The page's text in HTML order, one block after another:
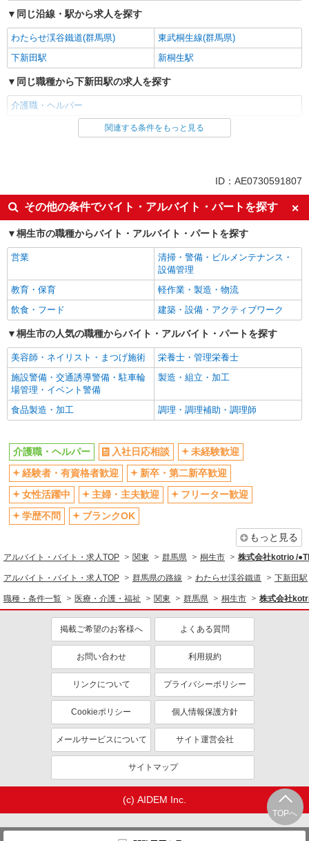
株式会社kotrio /●TK-H-2013531
桐生駅チカ★グループホームで夜勤専従★日払
いOK★履歴書不要
時給1500円〜2125円 ＜日払い有/週払い有/交
通費全支給(ガソリン代含む)＞
『新桐生駅』障害児童支援サポーター！見守り
業務など
時給1400円〜 ＜日払い有/週払い有/交通費全
支給(ガソリン代含む)＞
桐生市｜最寄り駅：新桐生
キープ 詳細を見る
派遣社員
【面接なし】日払いでお給料即GETのデイサ
ービス＊桐生駅
通費全支給(ガソリン代含む)＞
群馬県桐生市
キープ 詳細を見る
派遣社員
株式会社kotrio /●TK-H-1901683
桐生駅＠有料老人ホーム◎上質な支援、納得の
報酬、充実研修♪
時給1500円〜2125円 ＜日払い有/週払い有/交
通費全支給(ガソリン代含む)＞
キープ 詳細を見る
株式会社kotrio /●TK-H-1953384
桐生駅｜小さなグループホームで家事や生活の
サポート！
通費全支給(ガソリン代含む)＞
群馬県桐生市
キープ 詳細を見る
株式会社kotrio /●TK-H-1854971
日収1万円〜☆【運転・配送】の経験がある方
優遇≪デイSTAFF≫
同じ沿線・駅から求人を探す
わたらせ渓谷鐵道(群馬県)
東武桐生線(群馬県)
下新田駅
新桐生駅
同じ職種から下新田駅の求人を探す
介護職・ヘルパー
同じ雇用形態から下新田駅の求人を探す
入社日応相談
未経験歓迎
経験者・有資格者歓迎
新卒・第二新卒歓迎
女性活躍中
主婦・主夫歓迎
フリーター歓迎
学歴不問
ブランクOK
ミドル（40代～）活躍中
エルダー（50代～）活躍中
シニア（60代～）活躍中
高収入・高額
ボーナス・賞与あり
昇給あり
完全週休2日制
フルタイム歓迎
禁煙・分煙
駅直結・駅チカ
車通勤OK
バイク通勤OK
自転車通勤OK
残業少なめ（月20h未満）
交通費支給
社会保険あり
産休・育休取得実績あり
退職金・財形貯蓄制度あり
各種手当（家族・役職・インセン
ティブなど）あり
制服貸与
研修制度あり
資格取得支援制度あり
医療・介護・福祉
介護職・ヘルパー
同じ特徴から求人を探す
ミドル（40代～）活躍中
ボーナス・賞与あり
車通勤OK
交通費支給
社会保険あり
産休・育休取得実績あり
関連する条件をもっと見る
ID：AE0730591807
その他の条件でバイト・アルバイト・パートを探す
桐生市の職種からバイト・アルバイト・パートを探す
営業
清掃・警備・ビルメンテナンス・
設備管理
教育・保育
軽作業・製造・物流
飲食・フード
建築・設備・アクティブワーク
桐生市の人気の職種からバイト・アルバイト・パートを探す
美容師・ネイリスト・まつげ施術
栄養士・管理栄養士
施設警備・交通誘導警備・駐車輪
場管理・イベント警備
製造・組立・加工
食品製造・加工 調理・調理補助・調理師
TOPへ
介護職・ヘルパー 入社日応相談
未経験歓迎
経験者・有資格者歓迎
新卒・第二新卒歓迎
女性活躍中
主婦・主夫歓迎
フリーター歓迎
学歴不問
ブランクOK
もっと見る
アルバイト・バイト・求人TOP 関東 群馬県 桐生市 株式会社kotrio /
アルバイト・バイト・求人TOP 群馬県の路線 わたらせ渓谷鐵道 下新田駅
職種・条件一覧 医療・介護・福祉 関東 群馬県 桐生市 株式会社
掲載ご希望のお客様へ よくある質問
お問い合わせ 利用規約
リンクについて プライバシーポリシー
Cookieポリシー 個人情報保護方針
メールサービスについて サイト運営会社
サイトマップ
(c) AIDEM Inc.